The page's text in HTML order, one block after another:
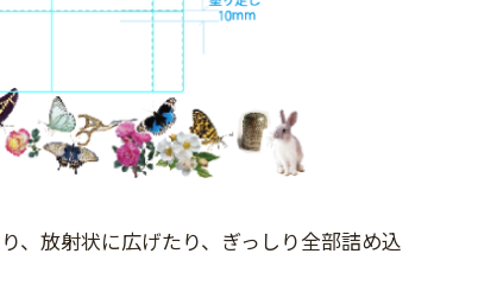
、放射状に広げたり、ぎっしり全部詰め込